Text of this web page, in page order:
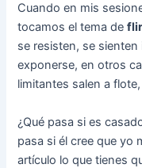
Cuando en mis
tocamos el tema de
se resisten, se
exponerse, en otros
limitantes salen a
¿Qué pasa si es
pasa si él cree que yo
artículo lo que tienes